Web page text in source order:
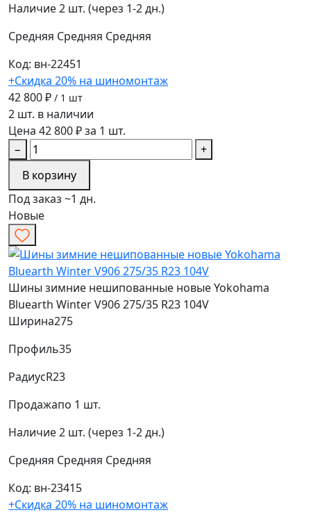
Наличие2 шт. (через 1-2 дн.)
Средняя Средняя Средняя
Код: вн-22451
+Скидка 20% на шиномонтаж
42 800 ₽ / 1 шт
2 шт. в наличии
Цена 42 800 ₽ за 1 шт.
−
+
В корзину
Под заказ ~1 дн.
Новые
Шины зимние нешипованные новые Yokohama
Bluearth Winter V906 275/35 R23 104V
Ширина275
Профиль35
РадиусR23
Продажапо 1 шт.
Наличие2 шт. (через 1-2 дн.)
Средняя Средняя Средняя
Код: вн-23415
+Скидка 20% на шиномонтаж